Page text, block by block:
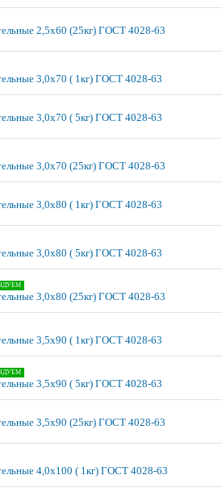
2,5х60 (25кг) ГОСТ 4028-63
3,0х70 ( 1кг) ГОСТ 4028-63
3,0х70 ( 5кг) ГОСТ 4028-63
3,0х70 (25кг) ГОСТ 4028-63
3,0х80 ( 1кг) ГОСТ 4028-63
3,0х80 ( 5кг) ГОСТ 4028-63
3,0х80 (25кг) ГОСТ 4028-63
3,5х90 ( 1кг) ГОСТ 4028-63
3,5х90 ( 5кг) ГОСТ 4028-63
3,5х90 (25кг) ГОСТ 4028-63
4,0х100 ( 1кг) ГОСТ 4028-63